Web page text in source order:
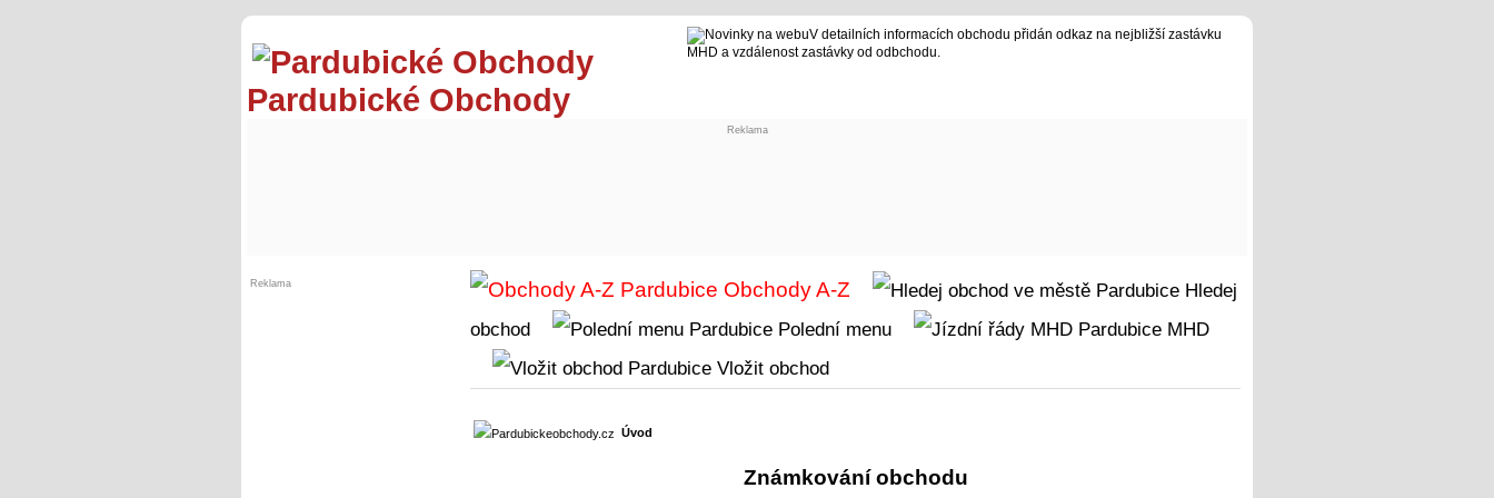
Pardubické Obchody
V detailních informacích obchodu přidán odkaz na nejbližší zastávku
MHD a vzdálenost zastávky od odbchodu.
Reklama
Reklama Obchody A-Z
Hledej
obchod
Polední menu
MHD
Vložit obchod
Úvod
Známkování obchodu